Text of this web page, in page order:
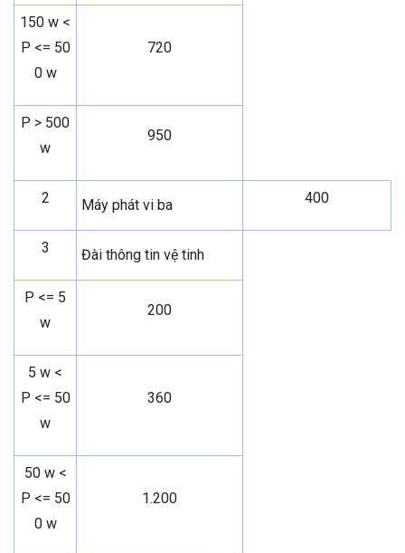
150 w <
P <= 50
0 w
720
P > 500
w
950
2 Máy phát vi ba 400
3 Đài thông tin vệ tinh
P <= 5
w
200
5 w <
P <= 50
w
360
50 w <
P <= 50
0 w
1.200